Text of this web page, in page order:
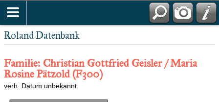
Roland Datenbank
Familie: Christian Gottfried Geisler / Maria
Rosine Pätzold (F300)
verh. Datum unbekannt